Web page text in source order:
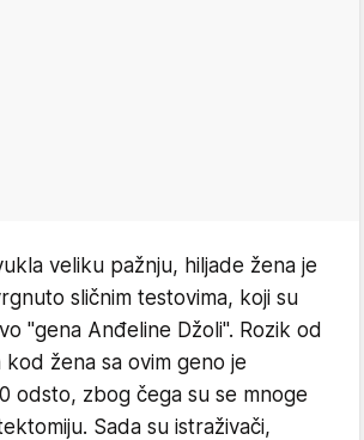
veliku pažnju, hiljade žena je
sličnim testovima, koji su
"gena Anđeline Džoli". Rozik od
žena sa ovim geno je
odsto, zbog čega su se mnoge
Sada su istraživači,